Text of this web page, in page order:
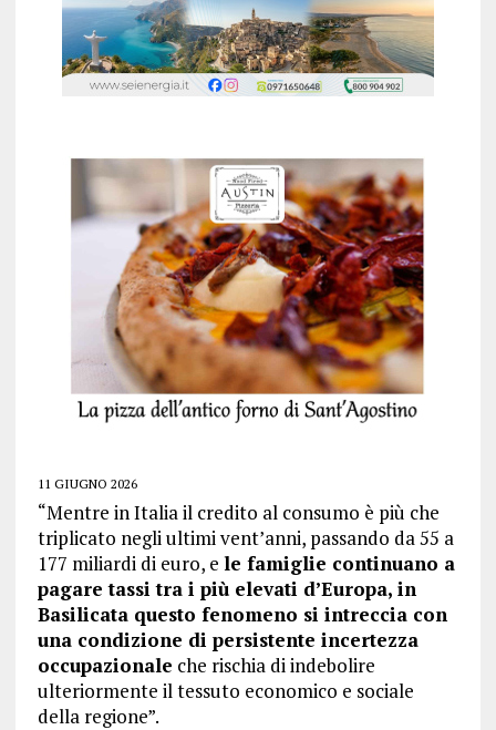
11 GIUGNO 2026
“Mentre in Italia il credito al consumo è più che
triplicato negli ultimi vent’anni, passando da 55 a
177 miliardi di euro, e le famiglie continuano a
pagare tassi tra i più elevati d’Europa, in
Basilicata questo fenomeno si intreccia con
una condizione di persistente incertezza
occupazionale che rischia di indebolire
ulteriormente il tessuto economico e sociale
della regione”.